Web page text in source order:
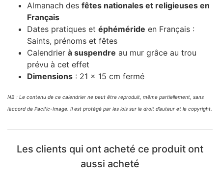
Almanach des fêtes nationales et religieuses en
Français
Dates pratiques et éphéméride en Français :
Saints, prénoms et fêtes
Calendrier à suspendre au mur grâce au trou
prévu à cet effet
Dimensions : 21 x 15 cm fermé
NB : Le contenu de ce calendrier ne peut être reproduit, même partiellement, sans
l’accord de Pacific-Image. Il est protégé par les lois sur le droit d’auteur et le copyright.
Les clients qui ont acheté ce produit ont
aussi acheté